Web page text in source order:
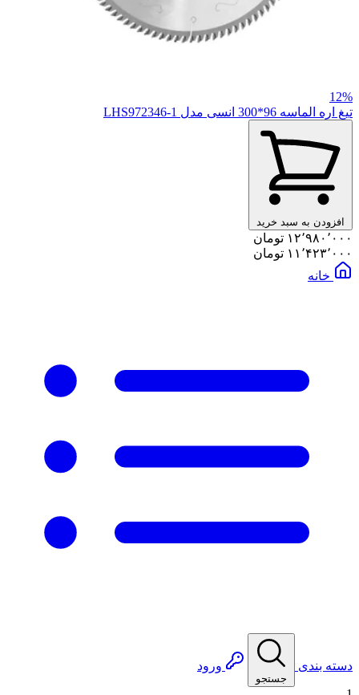
12%
تیغ اره الماسه 96*300 انسی مدل LHS972346-1
افزودن به سبد خرید
۱۲٬۹۸۰٬۰۰۰ تومان
۱۱٬۴۲۳٬۰۰۰ تومان
خانه
دسته بندی
جستجو
ورود